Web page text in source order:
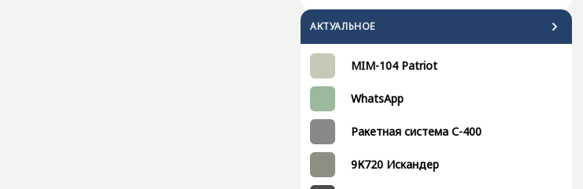
АКТУАЛЬНОЕ
MIM-104 Patriot
WhatsApp
Ракетная система С-400
9К720 Искандер